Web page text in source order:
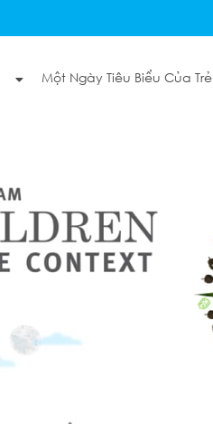
Một Ngày Tiêu Biểu Của Trẻ